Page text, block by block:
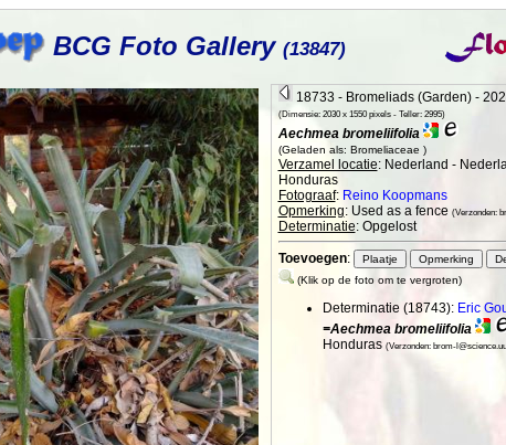
BCG Foto Gallery (13847)
18733 - Bromeliads (Garden) -
(Dimensie: 2030 x 1550 pixels - Teller: 2995)
Aechmea bromeliifolia
(Geladen als: Bromeliaceae )
Verzamel locatie: Nederland -
Honduras
Fotograaf: Reino Koopmans
Opmerking: Used as a fence (Verzonden:
Determinatie: Opgelost
Toevoegen:
(Klik op de foto om te vergroten)
Determinatie (18743): Eric
=Aechmea bromeliifolia
Honduras (Verzonden: brom-